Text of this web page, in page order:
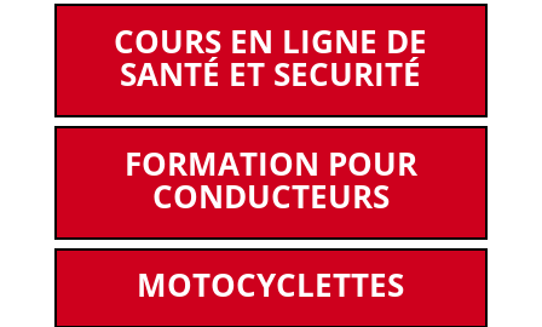
COURS EN LIGNE DE
SANTÉ ET SECURITÉ
FORMATION POUR
CONDUCTEURS
MOTOCYCLETTES